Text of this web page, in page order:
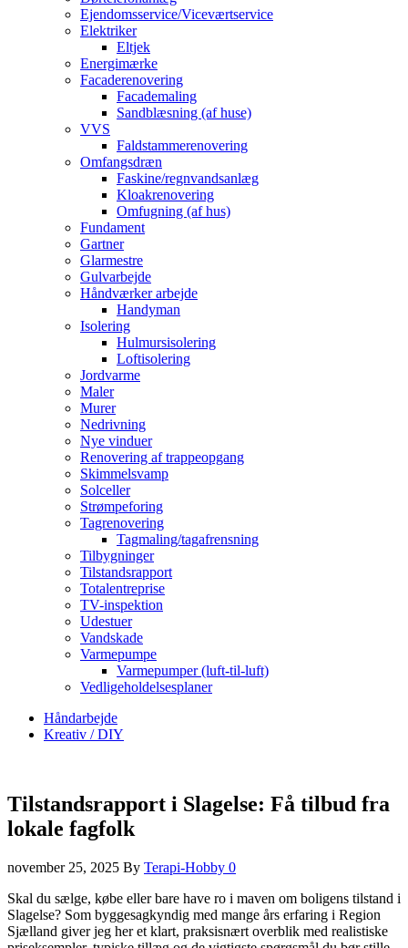
Ejendomsservice/Viceværtservice
Elektriker
Eltjek
Energimærke
Facaderenovering
Facademaling
Sandblæsning (af huse)
VVS
Faldstammerenovering
Omfangsdræn
Faskine/regnvandsanlæg
Kloakrenovering
Omfugning (af hus)
Fundament
Gartner
Glarmestre
Gulvarbejde
Håndværker arbejde
Handyman
Isolering
Hulmursisolering
Loftisolering
Jordvarme
Maler
Murer
Nedrivning
Nye vinduer
Renovering af trappeopgang
Skimmelsvamp
Solceller
Strømpeforing
Tagrenovering
Tagmaling/tagafrensning
Tilbygninger
Tilstandsrapport
Totalentreprise
TV-inspektion
Udestuer
Vandskade
Varmepumpe
Varmepumper (luft-til-luft)
Vedligeholdelsesplaner
Håndarbejde
Kreativ / DIY
Tilstandsrapport i Slagelse: Få tilbud fra
lokale fagfolk
november 25, 2025 By Terapi-Hobby 0
Skal du sælge, købe eller bare have ro i maven om boligens tilstand i
Slagelse? Som byggesagkyndig med mange års erfaring i Region
Sjælland giver jeg her et klart, praksisnært overblik med realistiske